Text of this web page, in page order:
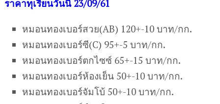
ราคาทุเรียนวันนี้ 23/09/61
หมอนทองเบอร์สวย(AB) 120+-10 บาท/กก.
หมอนทองเบอร์ซี(C) 95+-5 บาท/กก.
หมอนทองเบอร์ตกไซซ์ 65+-15 บาท/กก.
หมอนทองเบอร์ห้องเย็น 50+-10 บาท/กก.
หมอนทองเบอร์จัมโบ้ 50+-10 บาท/กก.